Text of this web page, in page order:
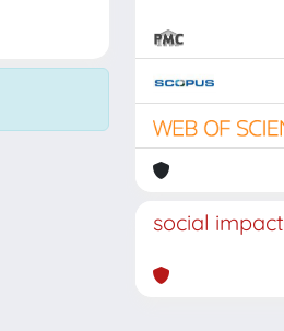
social impact